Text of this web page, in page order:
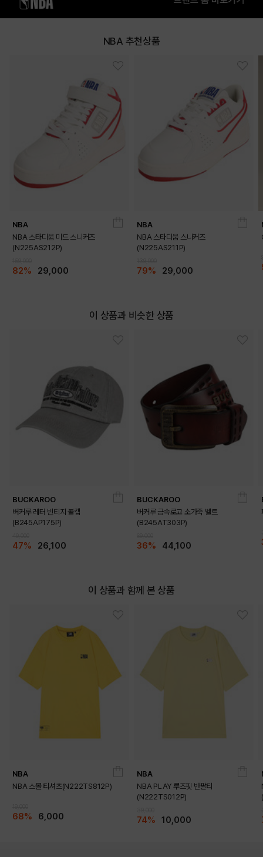
PRODUCT VIEW
NBA 추천상품
NBA
NBA 스타디움 미드 스니커즈
(N225AS212P)
82% 29,000
NBA
NBA 스타디움 스니커즈
(N225AS211P)
79% 29,000
이 상품과 비슷한 상품
BUCKAROO
버커루 레터 빈티지 볼캡
(B245AP175P)
47% 26,100
BUCKAROO
버커루 금속로고 소가죽 벨트
(B245AT303P)
36% 44,100
이 상품과 함께 본 상품
NBA
NBA 스몰 티셔츠(N222TS812P)
68% 6,000
NBA
NBA PLAY 루즈핏 반팔티
(N222TS012P)
74% 10,000